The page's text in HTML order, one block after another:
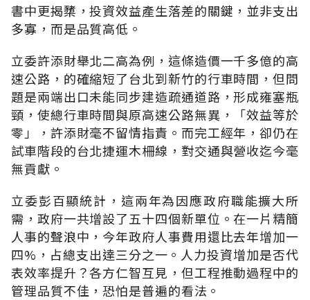
書中更揭櫫，投資效益產生落差的關鍵，並非支出
多寡，而是品質高低。
立委許添財舉北二高為例，這條造價一千多億的高
速公路，的確縮短了台北到新竹的行車時間，但問
題是兩端出口未能同步建造疏通道路，形成雍塞瓶
頸，使總行車時間與原高速公路無異，「效益等於
零」，許添財毫不留情指責。而完工經年，卻仍在
試車階段的台北捷運木柵線，對交通與營收迄今毫
無貢獻。
立委彭百顯統計，這兩年為因應政府職能擴大所
需，政府一共增設了五十四個新單位。在一片精簡
人事的聲浪中，今年政府人事費用還比去年增加一
四%，占總支出達三分之一。人力投資增加是否代
表效率提升？各方仁智互見，但工程推動過程中的
管理品質不佳，恐怕是普遍的看法。